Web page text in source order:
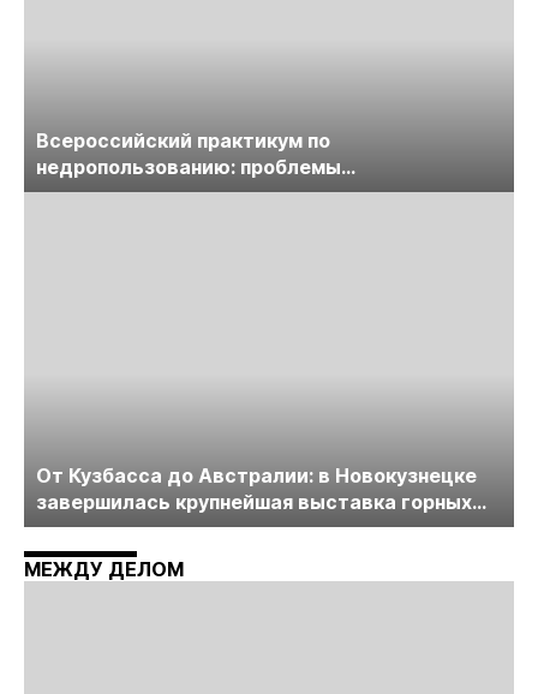
Всероссийский практикум по
недропользованию: проблемы
лицензирования, цифровизации, экспертизы
От Кузбасса до Австралии: в Новокузнецке
завершилась крупнейшая выставка горных
технологий «Недра России. Уголь России и
Майнинг»
МЕЖДУ ДЕЛОМ